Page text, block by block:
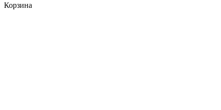
Корзина